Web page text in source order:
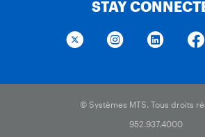
STAY
© Systèmes MTS. Tous droits
952.937.4000